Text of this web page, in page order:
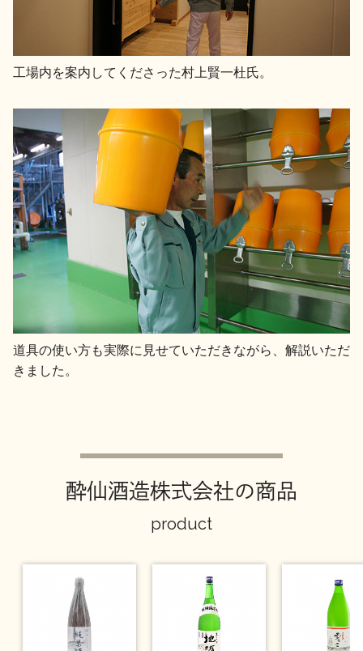
工場内を案内してくださった村上賢一杜氏。
道具の使い方も実際に見せていただきながら、解説いただ
きました。
酔仙酒造株式会社の商品
product